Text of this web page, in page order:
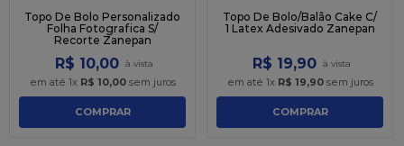
Topo De Bolo Personalizado
Folha Fotografica S/
Recorte Zanepan
R$ 10,00
em até 1x R$ 10,00sem juros
COMPRAR
Topo De Bolo/Balão Cake C/
1 Latex Adesivado Zanepan
R$ 19,90
em até 1x R$ 19,90sem juros
COMPRAR